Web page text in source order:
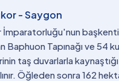
- Saygon
İmparatorluğu'nun
Baphuon Tapınağı ve
taş duvarlarla
Öğleden sonra 162